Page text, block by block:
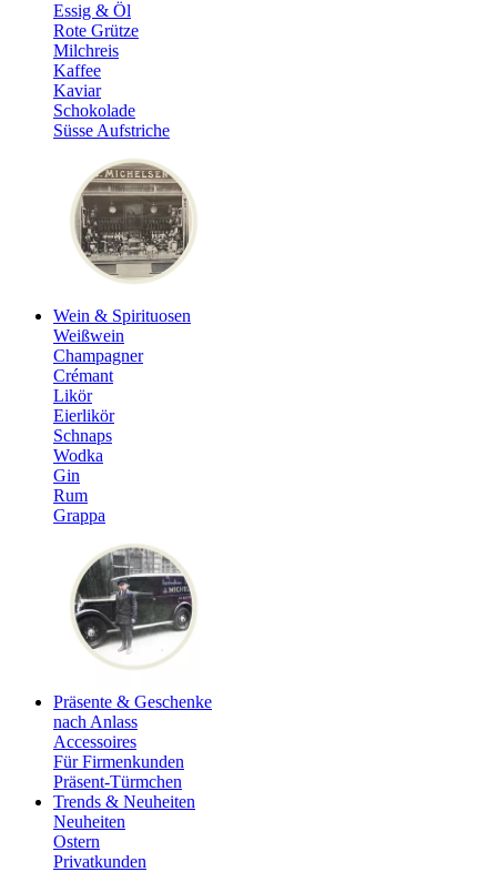
Essig & Öl
Rote Grütze
Milchreis
Kaffee
Kaviar
Schokolade
Süsse Aufstriche
Wein & Spirituosen
Weißwein
Champagner
Crémant
Likör
Eierlikör
Schnaps
Wodka
Gin
Rum
Grappa
Präsente & Geschenke
nach Anlass
Accessoires
Für Firmenkunden
Präsent-Türmchen
Trends & Neuheiten
Neuheiten
Ostern
Privatkunden